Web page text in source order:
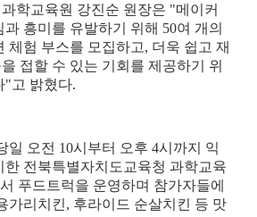
학교육원 강진순 원장은 "메이커
흥미를 유발하기 위해 50여 개의
체험 부스를 모집하고, 더욱 쉽고 재
접할 수 있는 기회를 제공하기 위
"고 밝혔다.
일 오전 10시부터 오후 4시까지 익
한 전북특별자치도교육청 과학교육
푸드트럭을 운영하며 참가자들에
가리치킨, 후라이드 순살치킨 등 맛